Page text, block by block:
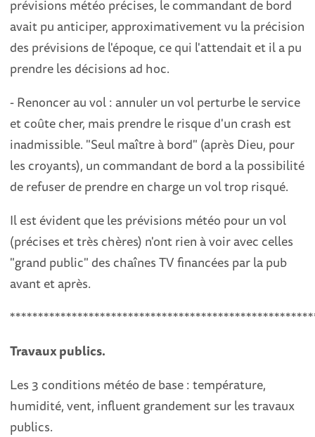
prévisions météo précises, le commandant de bord
avait pu anticiper, approximativement vu la précision
des prévisions de l'époque, ce qui l'attendait et il a pu
prendre les décisions ad hoc.
- Renoncer au vol : annuler un vol perturbe le service
et coûte cher, mais prendre le risque d'un crash est
inadmissible. "Seul maître à bord" (après Dieu, pour
les croyants), un commandant de bord a la possibilité
de refuser de prendre en charge un vol trop risqué.
Il est évident que les prévisions météo pour un vol
(précises et très chères) n'ont rien à voir avec celles
"grand public" des chaînes TV financées par la pub
avant et après.
Travaux publics.
Les 3 conditions météo de base : température,
humidité, vent, influent grandement sur les travaux
publics.